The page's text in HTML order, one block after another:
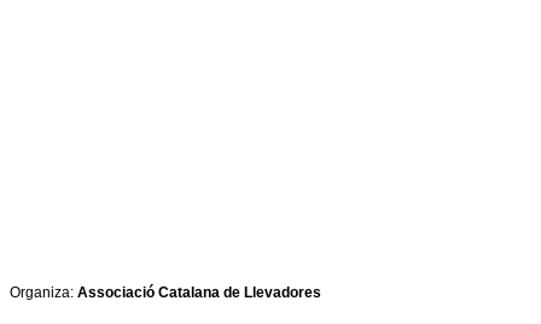
Organiza: Associació Catalana de Llevadores